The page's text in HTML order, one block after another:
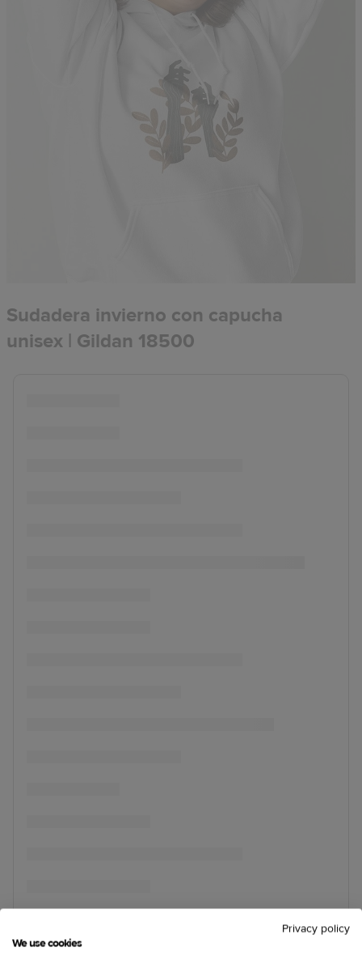
Sudadera invierno con capucha
unisex | Gildan 18500
Privacy policy
We use cookies